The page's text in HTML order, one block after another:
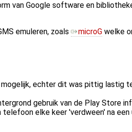
van Google software en
emuleren, zoals
microG welke
echter dit was pittig lastig
gebruik van de Play Store
elke keer 'verdween' na een